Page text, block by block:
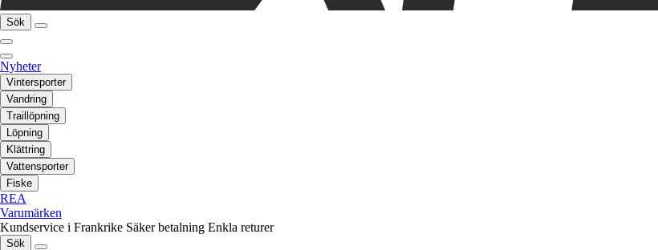
Sök
Nyheter
Vintersporter
Vandring
Traillöpning
Löpning
Klättring
Vattensporter
Fiske
REA
Varumärken
Kundservice i Frankrike Säker betalning Enkla returer
Sök